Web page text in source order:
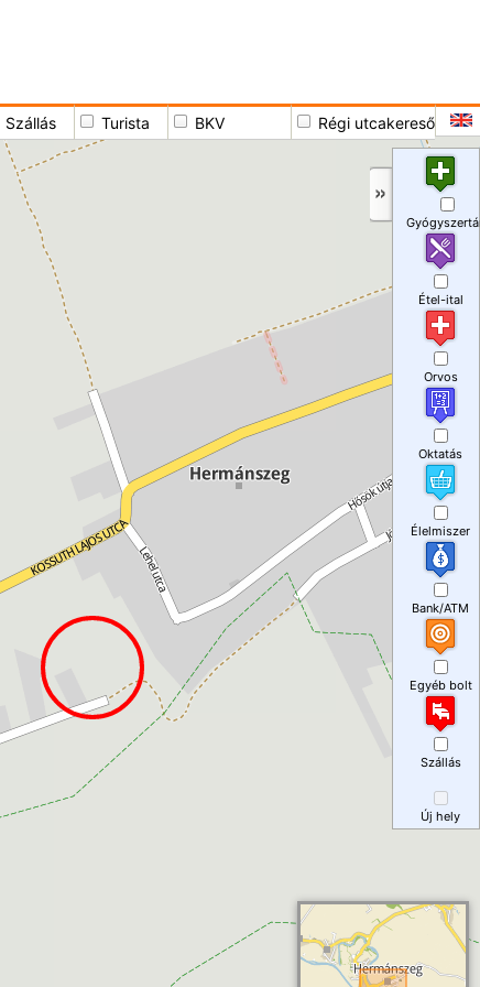
Szállás Turista BKV Régi utcakereső
Étel-ital
Orvos
Oktatás
Élelmiszer
Bank/ATM
Egyéb bolt
Szállás
Új hely